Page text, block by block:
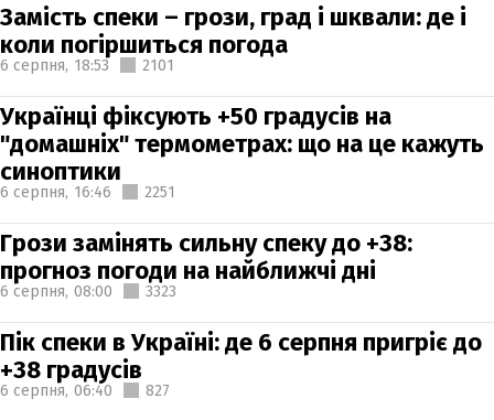
Замість спеки – грози, град і шквали: де і
коли погіршиться погода
6 серпня, 18:53 2101
Українці фіксують +50 градусів на
"домашніх" термометрах: що на це кажуть
синоптики
6 серпня, 16:46 2251
Грози замінять сильну спеку до +38:
прогноз погоди на найближчі дні
6 серпня, 08:00 3323
Пік спеки в Україні: де 6 серпня пригріє до
+38 градусів
6 серпня, 06:40 827